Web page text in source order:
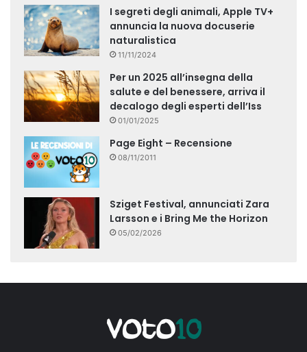
I segreti degli animali, Apple TV+
annuncia la nuova docuserie
naturalistica
11/11/2024
Per un 2025 all’insegna della
salute e del benessere, arriva il
decalogo degli esperti dell’Iss
01/01/2025
Page Eight – Recensione
08/11/2011
Sziget Festival, annunciati Zara
Larsson e i Bring Me the Horizon
05/02/2026